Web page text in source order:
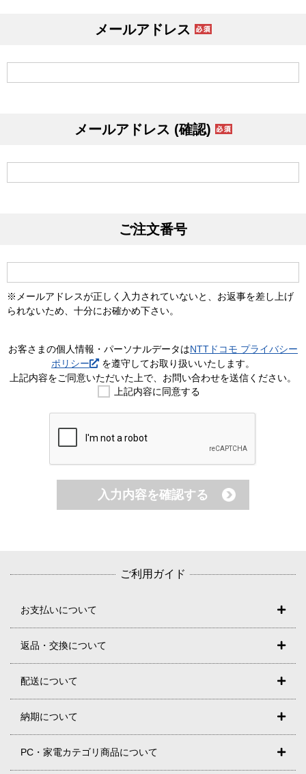
メールアドレス
メールアドレス (確認)
ご注文番号
※メールアドレスが正しく入力されていないと、お返事を差し上げ
られないため、十分にお確かめ下さい。
お客さまの個人情報・パーソナルデータはNTTドコモ プライバシー
ポリシー
を遵守してお取り扱いいたします。
上記内容をご同意いただいた上で、お問い合わせを送信ください。​
上記内容に同意する
ご利用ガイド
お支払いについて
返品・交換について
配送について
納期について
PC・家電カテゴリ商品について